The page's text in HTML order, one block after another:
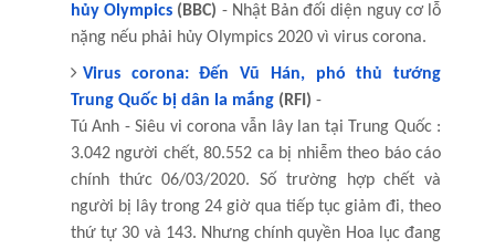
hủy Olympics (BBC) - Nhật Bản đối diện nguy cơ lỗ
nặng nếu phải hủy Olympics 2020 vì virus corona.
Virus corona: Đến Vũ Hán, phó thủ tướng
Trung Quốc bị dân la mắng(RFI) -
Tú Anh - Siêu vi corona vẫn lây lan tại Trung Quốc :
3.042 người chết, 80.552 ca bị nhiễm theo báo cáo
chính thức 06/03/2020. Số trường hợp chết và
người bị lây trong 24 giờ qua tiếp tục giảm đi, theo
thứ tự 30 và 143. Nhưng chính quyền Hoa lục đang